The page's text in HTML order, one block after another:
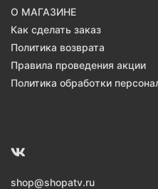
О МАГАЗИНЕ
Как сделать заказ
Политика возврата
Правила проведения акции
Политика обработки
shop@shopatv.ru